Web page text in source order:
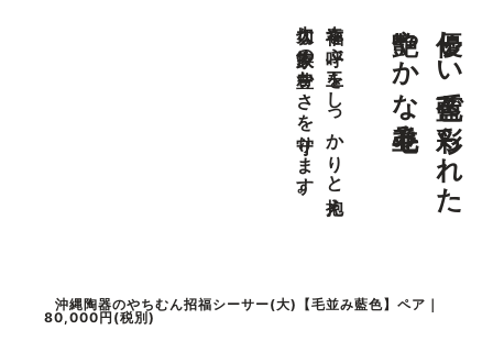
優しい藍色で彩られた
艶やかな毛並み
幸福を呼ぶ玉をしっかりと抱え、
大切な家族の豊かさを守ります。
沖縄陶器のやちむん招福シーサー(大)【毛並み藍色】ペア｜
80,000円(税別)